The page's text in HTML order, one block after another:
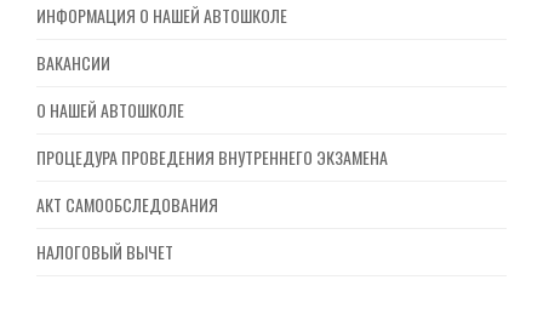
ИНФОРМАЦИЯ О НАШЕЙ АВТОШКОЛЕ
ВАКАНСИИ
О НАШЕЙ АВТОШКОЛЕ
ПРОЦЕДУРА ПРОВЕДЕНИЯ ВНУТРЕННЕГО ЭКЗАМЕНА
АКТ САМООБСЛЕДОВАНИЯ
НАЛОГОВЫЙ ВЫЧЕТ